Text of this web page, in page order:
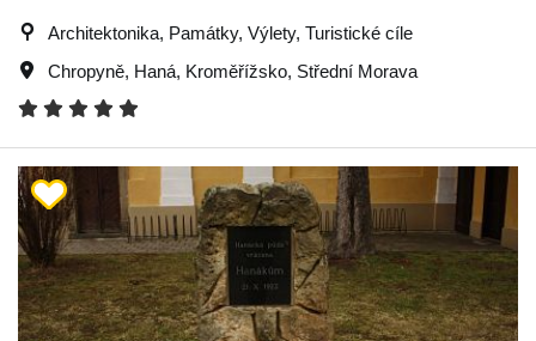
Architektonika, Památky, Výlety, Turistické cíle
Chropyně, Haná, Kroměřížsko, Střední Morava